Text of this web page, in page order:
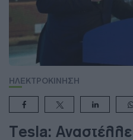
ΗΛΕΚΤΡΟΚΙΝΗΣΗ
Tesla: